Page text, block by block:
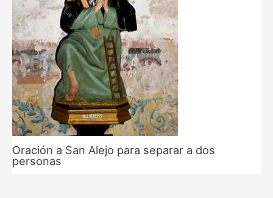
Oración a San Alejo para separar a dos
personas